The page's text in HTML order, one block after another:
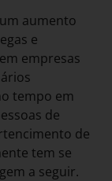
aumento
e
empresas
tempo em
de
de
tem se
a seguir.